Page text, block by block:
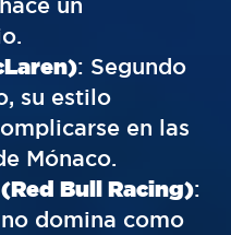
un
: Segundo
su estilo
en las
Mónaco.
Bull Racing):
domina como